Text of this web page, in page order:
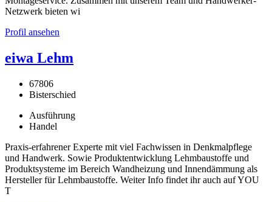
Netzwerk bieten wi
Profil ansehen
eiwa Lehm
67806
Bisterschied
Ausführung
Handel
Praxis-erfahrener Experte mit viel Fachwissen in Denkmalpflege
und Handwerk. Sowie Produktentwicklung Lehmbaustoffe und
Produktsysteme im Bereich Wandheizung und Innendämmung als
Hersteller für Lehmbaustoffe. Weiter Info findet ihr auch auf YOU
T